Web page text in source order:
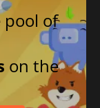
pool of
on the